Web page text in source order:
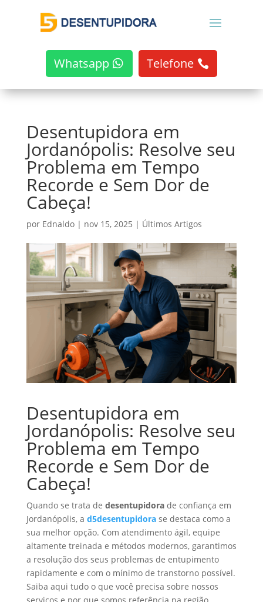
Whatsapp Telefone
Desentupidora em
Jordanópolis: Resolve seu
Problema em Tempo
Recorde e Sem Dor de
Cabeça!
por Ednaldo| nov 15, 2025 | Últimos Artigos
Desentupidora em
Jordanópolis: Resolve seu
Problema em Tempo
Recorde e Sem Dor de
Cabeça!
Quando se trata de desentupidorade confiança em
Jordanópolis, a d5desentupidorase destaca como a
sua melhor opção. Com atendimento ágil, equipe
altamente treinada e métodos modernos, garantimos
a resolução dos seus problemas de entupimento
rapidamente e com o mínimo de transtorno possível.
Saiba aqui tudo o que você precisa sobre nossos